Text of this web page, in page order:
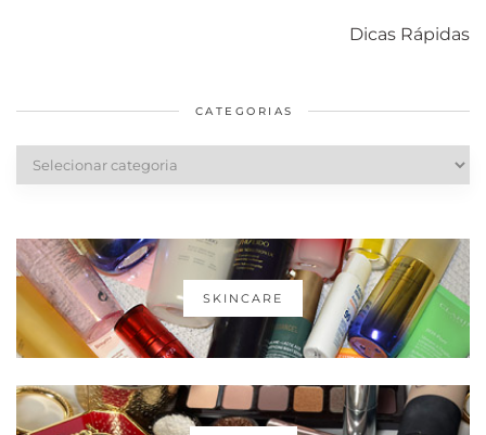
Dicas Rápidas
diários
cabelos
CATEGORIAS
SKINCARE